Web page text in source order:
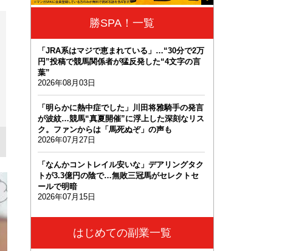
勝SPA！一覧
「JRA系はマジで恵まれている」…“30分で2万
円”投稿で競馬関係者が猛反発した“4文字の言
葉”
2026年08月03日
「明らかに熱中症でした」川田将雅騎手の発言
が波紋…競馬“真夏開催”に浮上した深刻なリス
ク。ファンからは「馬死ぬぞ」の声も
2026年07月27日
「なんかコントレイル安いな」デアリングタク
トが3.3億円の陰で…無敗三冠馬がセレクトセ
ールで明暗
2026年07月15日
はじめての副業一覧